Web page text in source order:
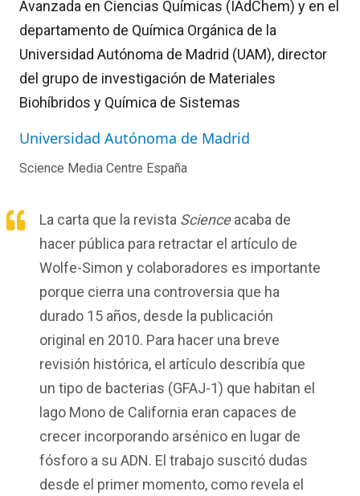
Avanzada en Ciencias Químicas (IAdChem) y en e
departamento de Química Orgánica de la
Universidad Autónoma de Madrid (UAM), director
del grupo de investigación de Materiales
Biohíbridos y Química de Sistemas
Universidad Autónoma de Madrid
Science Media Centre España
La carta que la revista Scienceacaba de
hacer pública para retractar el artículo de
Wolfe-Simon y colaboradores es importante
porque cierra una controversia que ha
durado 15 años, desde la publicación
original en 2010. Para hacer una breve
revisión histórica, el artículo describía que
un tipo de bacterias (GFAJ-1) que habitan el
lago Mono de California eran capaces de
crecer incorporando arsénico en lugar de
fósforo a su ADN. El trabajo suscitó dudas
desde el primer momento, como revela el